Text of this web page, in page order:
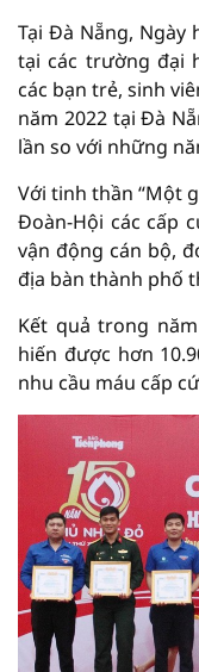
Tại Đà Nẵng,
tại các trường đại
các bạn trẻ, sinh
năm 2022 tại Đà
lần so với những
Với tinh thần “Một
Đoàn-Hội các cấp
vận động cán bộ,
địa bàn thành phố
Kết quả trong
hiến được hơn
nhu cầu máu cấp